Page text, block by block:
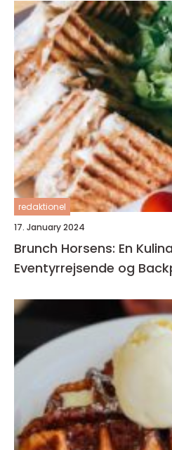
redaktionel
17. January 2024
Brunch Horsens: En
Eventyrrejsende og